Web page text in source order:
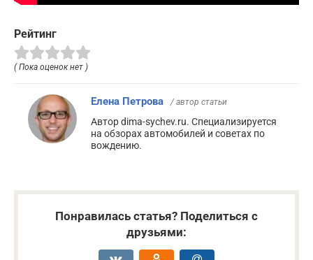
Рейтинг
( Пока оценок нет )
Елена Петрова / автор статьи
Автор dima-sychev.ru. Специализируется
на обзорах автомобилей и советах по
вождению.
Понравилась статья? Поделиться с
друзьями: